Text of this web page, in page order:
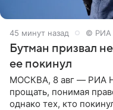
45 минут назад © РИА
Бутман призвал
ее покинул
МОСКВА, 8 авг — РИА
прощать, понимая
однако тех, кто